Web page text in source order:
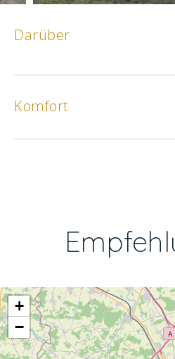
Darüber
Komfort
+
−